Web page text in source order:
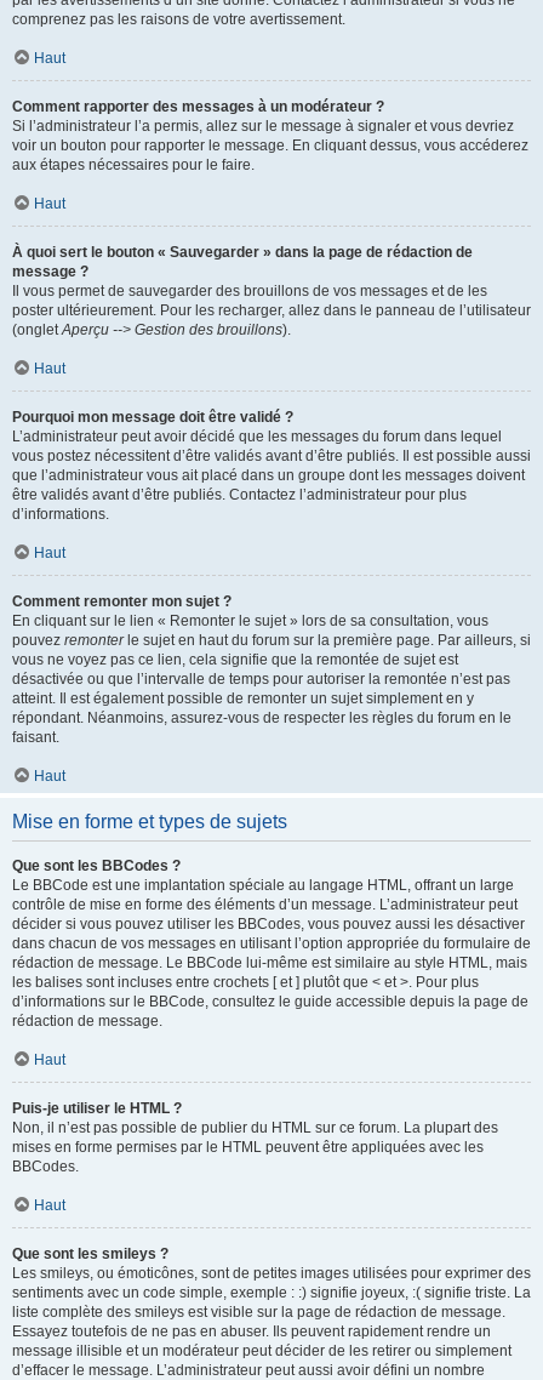
comprenez pas les raisons de votre avertissement.
Haut
Comment rapporter des messages à un modérateur ?
Si l’administrateur l’a permis, allez sur le message à signaler et vous devriez
voir un bouton pour rapporter le message. En cliquant dessus, vous accéderez
aux étapes nécessaires pour le faire.
Haut
À quoi sert le bouton « Sauvegarder » dans la page de rédaction de
message ?
Il vous permet de sauvegarder des brouillons de vos messages et de les
poster ultérieurement. Pour les recharger, allez dans le panneau de l’utilisateur
(ongletAperçu --> Gestion des brouillons).
Haut
Pourquoi mon message doit être validé ?
L’administrateur peut avoir décidé que les messages du forum dans lequel
vous postez nécessitent d’être validés avant d’être publiés. Il est possible aussi
que l’administrateur vous ait placé dans un groupe dont les messages doivent
être validés avant d’être publiés. Contactez l’administrateur pour plus
d’informations.
Haut
Comment remonter mon sujet ?
En cliquant sur le lien « Remonter le sujet » lors de sa consultation, vous
pouvez remonterle sujet en haut du forum sur la première page. Par ailleurs, si
vous ne voyez pas ce lien, cela signifie que la remontée de sujet est
désactivée ou que l’intervalle de temps pour autoriser la remontée n’est pas
atteint. Il est également possible de remonter un sujet simplement en y
répondant. Néanmoins, assurez-vous de respecter les règles du forum en le
faisant.
Haut
Mise en forme et types de sujets
Que sont les BBCodes ?
Le BBCode est une implantation spéciale au langage HTML, offrant un large
contrôle de mise en forme des éléments d’un message. L’administrateur peut
décider si vous pouvez utiliser les BBCodes, vous pouvez aussi les désactiver
dans chacun de vos messages en utilisant l’option appropriée du formulaire de
rédaction de message. Le BBCode lui-même est similaire au style HTML, mais
les balises sont incluses entre crochets [ et ] plutôt que < et >. Pour plus
d’informations sur le BBCode, consultez le guide accessible depuis la page de
rédaction de message.
Haut
Puis-je utiliser le HTML ?
Non, il n’est pas possible de publier du HTML sur ce forum. La plupart des
mises en forme permises par le HTML peuvent être appliquées avec les
BBCodes.
Haut
Que sont les smileys ?
Les smileys, ou émoticônes, sont de petites images utilisées pour exprimer des
sentiments avec un code simple, exemple : :) signifie joyeux, :( signifie triste. La
liste complète des smileys est visible sur la page de rédaction de message.
Essayez toutefois de ne pas en abuser. Ils peuvent rapidement rendre un
message illisible et un modérateur peut décider de les retirer ou simplement
d’effacer le message. L’administrateur peut aussi avoir défini un nombre